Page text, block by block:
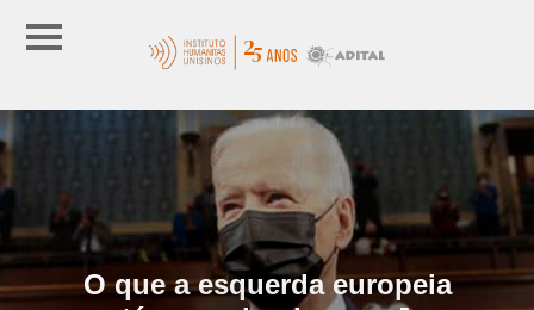
O que a esquerda europeia